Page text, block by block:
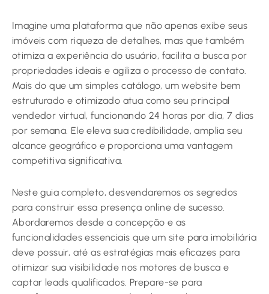
Imagine uma plataforma que não apenas exibe seus
imóveis com riqueza de detalhes, mas que também
otimiza a experiência do usuário, facilita a busca por
propriedades ideais e agiliza o processo de contato.
Mais do que um simples catálogo, um website bem
estruturado e otimizado atua como seu principal
vendedor virtual, funcionando 24 horas por dia, 7 dias
por semana. Ele eleva sua credibilidade, amplia seu
alcance geográfico e proporciona uma vantagem
competitiva significativa.
Neste guia completo, desvendaremos os segredos
para construir essa presença online de sucesso.
Abordaremos desde a concepção e as
funcionalidades essenciais que um site para imobiliária
deve possuir, até as estratégias mais eficazes para
otimizar sua visibilidade nos motores de busca e
captar leads qualificados. Prepare-se para